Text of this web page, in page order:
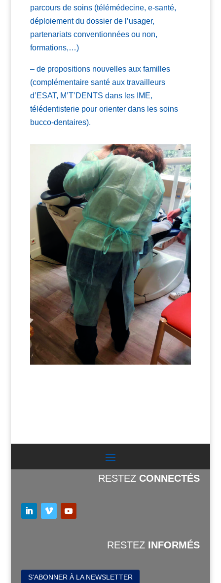
parcours de soins (télémédecine, e-santé,
déploiement du dossier de l’usager,
partenariats conventionnées ou non,
formations,…)
– de propositions nouvelles aux familles
(complémentaire santé aux travailleurs
d’ESAT, M’T’DENTS dans les IME,
télédentisterie pour orienter dans les soins
bucco-dentaires).
RESTEZ CONNECTÉS
RESTEZ INFORMÉS
S'ABONNER À LA NEWSLETTER